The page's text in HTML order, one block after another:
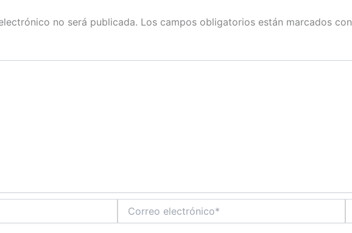
no será publicada. Los campos obligatorios están marcados con
electrónico*